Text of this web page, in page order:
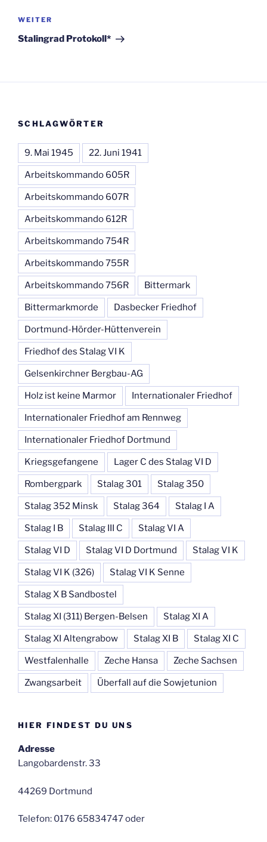
Nächster
Beitrag
WEITER
Stalingrad Protokoll*
SCHLAGWÖRTER
9. Mai 1945 22. Juni 1941
Arbeitskommando 605R
Arbeitskommando 607R
Arbeitskommando 612R
Arbeitskommando 754R
Arbeitskommando 755R
Arbeitskommando 756R Bittermark
Bittermarkmorde Dasbecker Friedhof
Dortmund-Hörder-Hüttenverein
Friedhof des Stalag VI K
Gelsenkirchner Bergbau-AG
Holz ist keine Marmor Internationaler Friedhof
Internationaler Friedhof am Rennweg
Internationaler Friedhof Dortmund
Kriegsgefangene Lager C des Stalag VI D
Rombergpark Stalag 301 Stalag 350
Stalag 352 Minsk Stalag 364 Stalag I A
Stalag I B Stalag III C Stalag VI A
Stalag VI D Stalag VI D Dortmund Stalag VI K
Stalag VI K (326) Stalag VI K Senne
Stalag X B Sandbostel
Stalag XI (311) Bergen-Belsen Stalag XI A
Stalag XI Altengrabow Stalag XI B Stalag XI C
Westfalenhalle Zeche Hansa Zeche Sachsen
Zwangsarbeit Überfall auf die Sowjetunion
HIER FINDEST DU UNS
Adresse
Langobardenstr. 33
44269 Dortmund
Telefon: 0176 65834747 oder